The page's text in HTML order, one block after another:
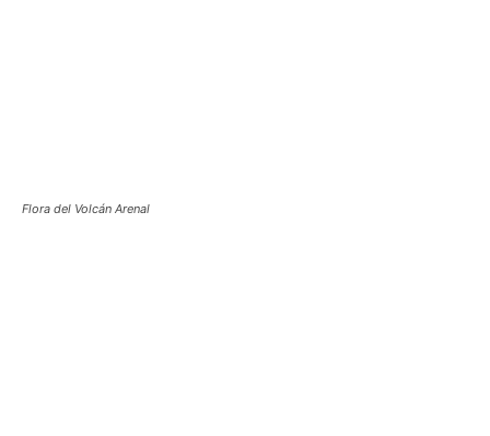
Flora del Volcán Arenal